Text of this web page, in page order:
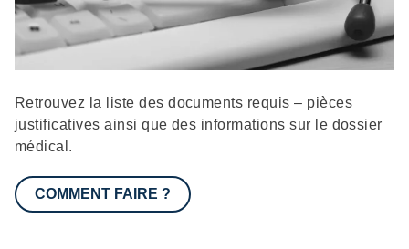
Description
Retrouvez la liste des documents requis – pièces
justificatives ainsi que des informations sur le dossier
médical.
COMMENT FAIRE ?